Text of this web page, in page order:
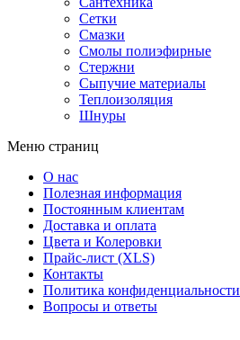
Сетки
Смазки
Смолы полиэфирные
Стержни
Сыпучие материалы
Теплоизоляция
Шнуры
Меню страниц
О нас
Полезная информация
Постоянным клиентам
Доставка и оплата
Цвета и Колеровки
Прайс-лист (XLS)
Контакты
Политика конфиденциальности
Вопросы и ответы